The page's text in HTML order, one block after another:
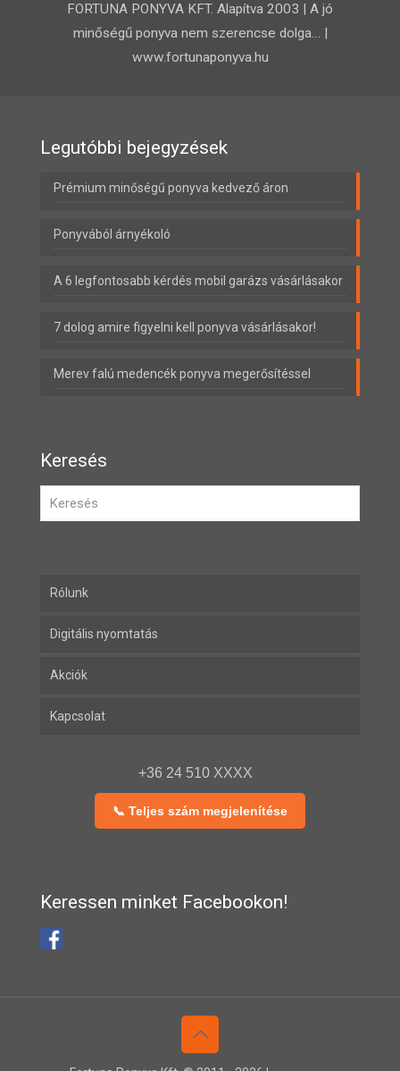
FORTUNA PONYVA KFT. Alapítva 2003 | A jó
minőségű ponyva nem szerencse dolga… |
www.fortunaponyva.hu
Legutóbbi bejegyzések
Prémium minőségű ponyva kedvező áron
Ponyvából árnyékoló
A 6 legfontosabb kérdés mobil garázs vásárlásakor
7 dolog amire figyelni kell ponyva vásárlásakor!
Merev falú medencék ponyva megerősítéssel
Keresés
Rólunk
Digitális nyomtatás
Akciók
Kapcsolat
+36 24 510 XXXX
📞 Teljes szám megjelenítése
Keressen minket Facebookon!